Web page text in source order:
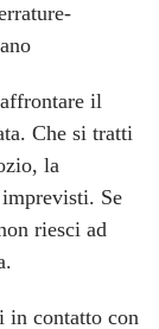
il
Che si tratti
la
Se
riesci ad
in contatto con